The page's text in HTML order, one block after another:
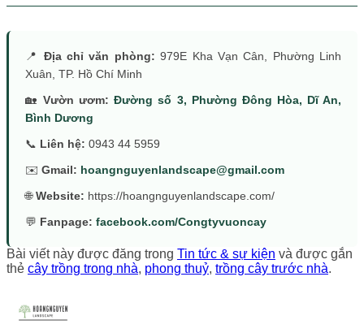
📍 Địa chỉ văn phòng: 979E Kha Vạn Cân, Phường Linh
Xuân, TP. Hồ Chí Minh
🏡Vườn ươm: Đường số 3, Phường Đông Hòa, Dĩ An,
Bình Dương
📞 Liên hệ: 0943 44 5959
✉️ Gmail: hoangnguyenlandscape@gmail.com
🌐Website: https://hoangnguyenlandscape.com/
💬 Fanpage: facebook.com/Congtyvuoncay
Bài viết này được đăng trong Tin tức & sự kiện và được gắn
thẻ cây trồng trong nhà, phong thuỷ, trồng cây trước nhà.